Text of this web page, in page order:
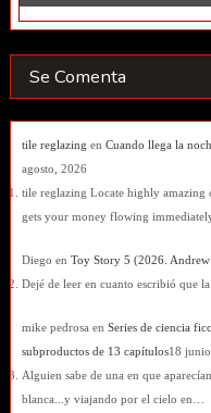
Se Comenta
tile reglazing en Cuando llega la
agosto, 2026
tile reglazing Locate highly amazing
gets your money flowing
Diego en Toy Story 5 (2026.
Dejé de leer en cuanto escribió que
mike pedrosa en Series de ciencia
subproductos de 13 capítulos18
Alguien sabe de una en que
blanca...y viajando por el cielo en…